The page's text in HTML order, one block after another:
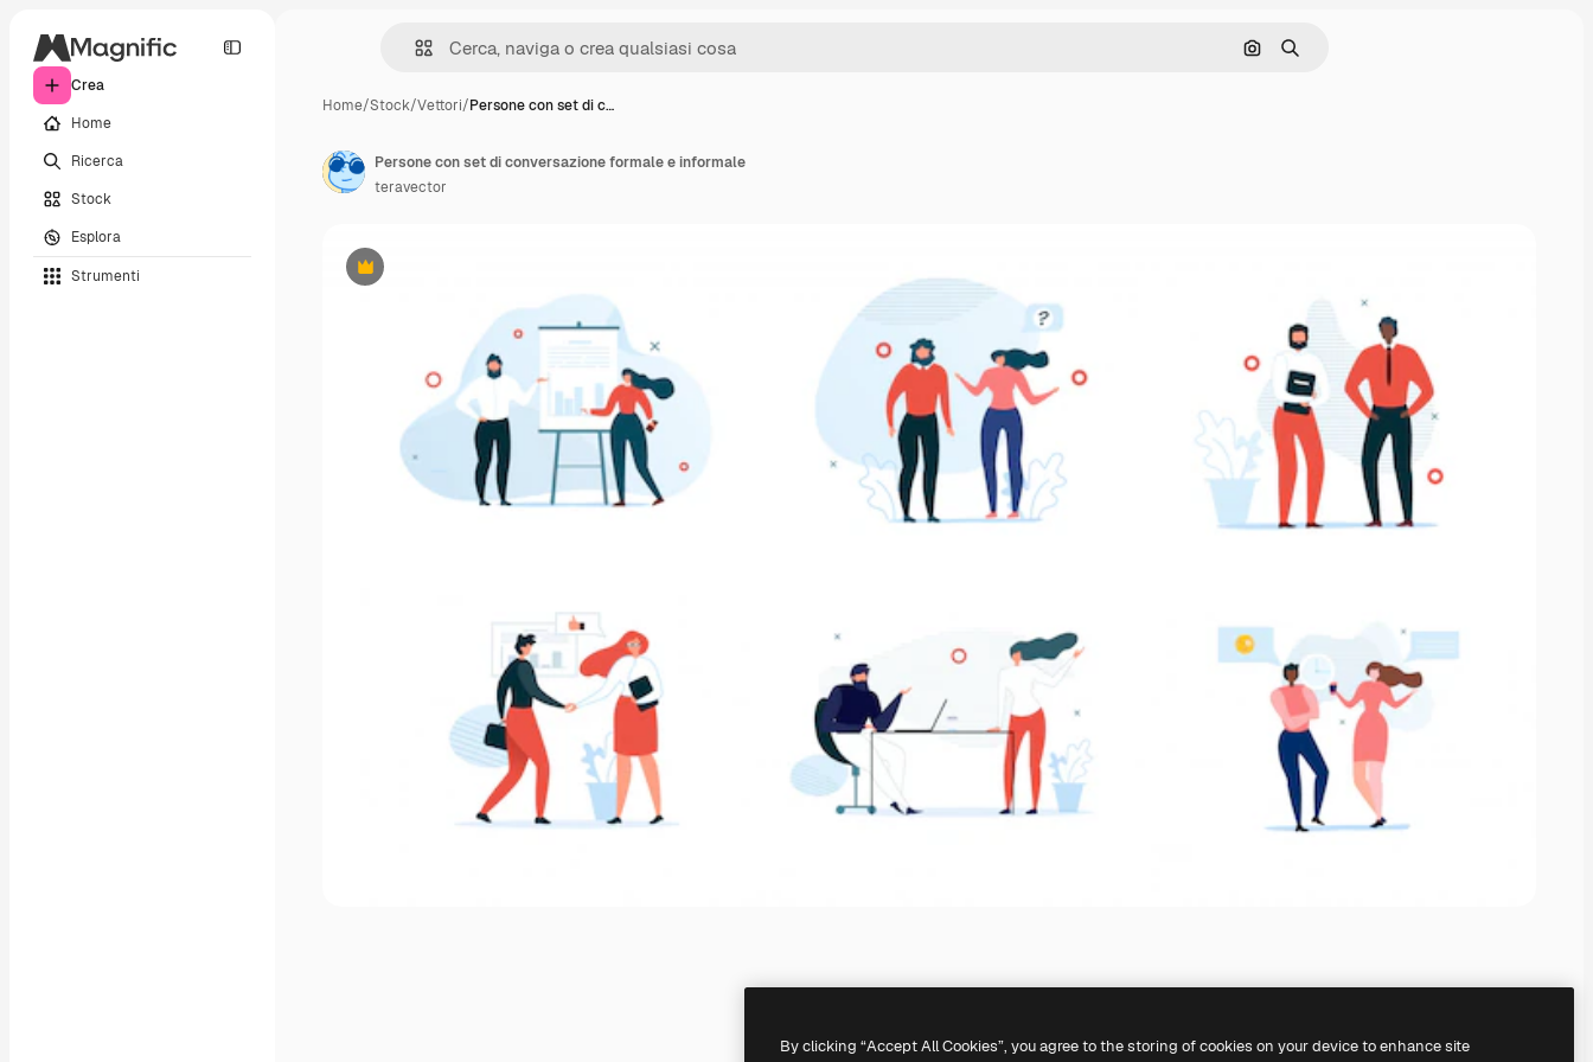
Crea
Home
Ricerca
Stock
Esplora
Strumenti
Cerca per immagine
Ricerca
Home/Stock/Vettori/Persone con set di c…
Premium
Persone con set di conversazione formale e informale
teravector
By clicking “Accept All Cookies”, you agree to the storing of cookies on your device to enhance site